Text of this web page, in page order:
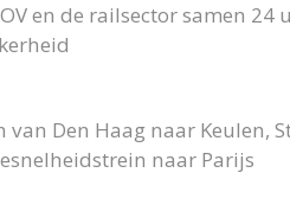
en de railsector samen 24
Den Haag naar Keulen,
naar Parijs